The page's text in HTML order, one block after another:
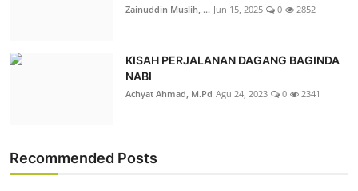
Zainuddin Muslih, ... Jun 15, 2025 0 2852
KISAH PERJALANAN DAGANG BAGINDA
NABI
Achyat Ahmad, M.Pd Agu 24, 2023 0 2341
Recommended Posts